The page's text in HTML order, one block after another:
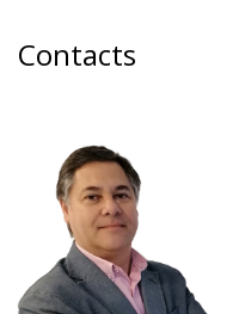
Contacts